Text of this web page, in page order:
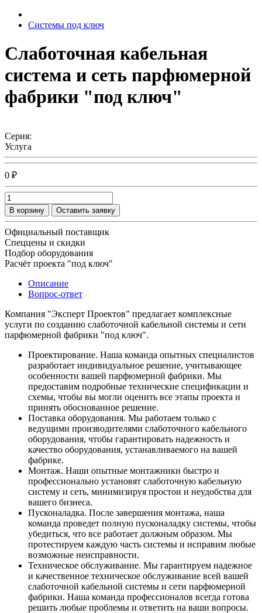
Системы под ключ
Слаботочная кабельная
система и сеть парфюмерной
фабрики "под ключ"
Серия:
Услуга
0 ₽
В корзину Оставить заявку
Официальный поставщик
Спеццены и скидки
Подбор оборудования
Расчёт проекта "под ключ"
Описание
Вопрос-ответ
Компания "Эксперт Проектов" предлагает комплексные
услуги по созданию слаботочной кабельной системы и сети
парфюмерной фабрики "под ключ".
Проектирование. Наша команда опытных специалистов
разработает индивидуальное решение, учитывающее
особенности вашей парфюмерной фабрики. Мы
предоставим подробные технические спецификации и
схемы, чтобы вы могли оценить все этапы проекта и
принять обоснованное решение.
Поставка оборудования. Мы работаем только с
ведущими производителями слаботочного кабельного
оборудования, чтобы гарантировать надежность и
качество оборудования, устанавливаемого на вашей
фабрике.
Монтаж. Наши опытные монтажники быстро и
профессионально установят слаботочную кабельную
систему и сеть, минимизируя простои и неудобства для
вашего бизнеса.
Пусконаладка. После завершения монтажа, наша
команда проведет полную пусконаладку системы, чтобы
убедиться, что все работает должным образом. Мы
протестируем каждую часть системы и исправим любые
возможные неисправности.
Техническое обслуживание. Мы гарантируем надежное
и качественное техническое обслуживание всей вашей
слаботочной кабельной системы и сети парфюмерной
фабрики. Наша команда профессионалов всегда готова
решить любые проблемы и ответить на ваши вопросы.